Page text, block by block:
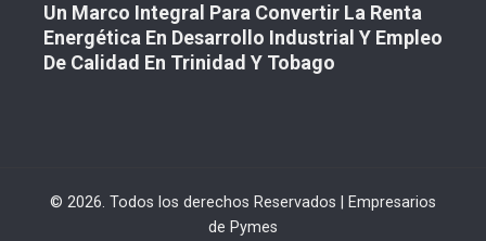
Un Marco Integral Para Convertir La Renta
Energética En Desarrollo Industrial Y Empleo
De Calidad En Trinidad Y Tobago
© 2026. Todos los derechos Reservados | Empresarios
de Pymes